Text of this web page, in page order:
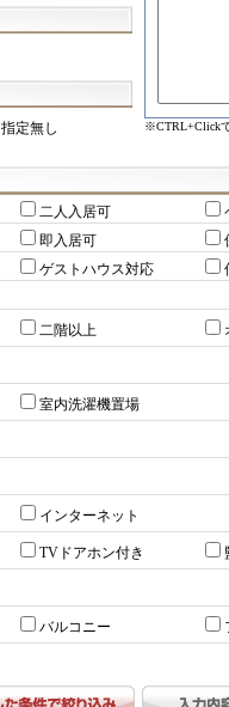
指定無し ※CTRL+Click
二人入居可
即入居可
ゲストハウス対応
二階以上
室内洗濯機置場
インターネット
TVドアホン付き
バルコニー